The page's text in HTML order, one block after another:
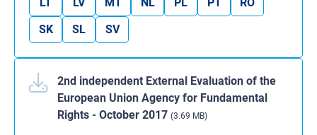
SK
SL SV
2nd independent External Evaluation of the
European Union Agency for Fundamental
Rights - October 2017 (3.69 MB)